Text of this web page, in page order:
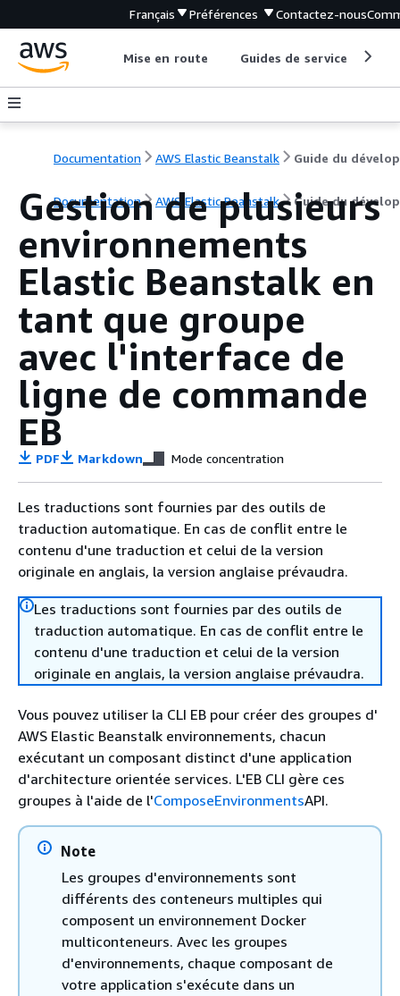
Français Préférences Contactez-nous
Mise en route Guides de service
Documentation AWS Elastic Beanstalk
Documentation AWS Elastic Beanstalk Guide du
Gestion de plusieurs
environnements
Elastic Beanstalk en
tant que groupe
avec l'interface de
ligne de commande
EB
PDF Markdown Mode concentration
Les traductions sont fournies par des outils de
traduction automatique. En cas de conflit entre le
contenu d'une traduction et celui de la version
originale en anglais, la version anglaise prévaudra.
Les traductions sont fournies par des outils de
traduction automatique. En cas de conflit entre le
contenu d'une traduction et celui de la version
originale en anglais, la version anglaise prévaudra.
Vous pouvez utiliser la CLI EB pour créer des groupes d'
AWS Elastic Beanstalk environnements, chacun
exécutant un composant distinct d'une application
d'architecture orientée services. L'EB CLI gère ces
groupes à l'aide de l'ComposeEnvironmentsAPI.
Note
Les groupes d'environnements sont
différents des conteneurs multiples qui
composent un environnement Docker
multiconteneurs. Avec les groupes
d'environnements, chaque composant de
votre application s'exécute dans un